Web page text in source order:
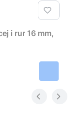
i rur 16 mm,